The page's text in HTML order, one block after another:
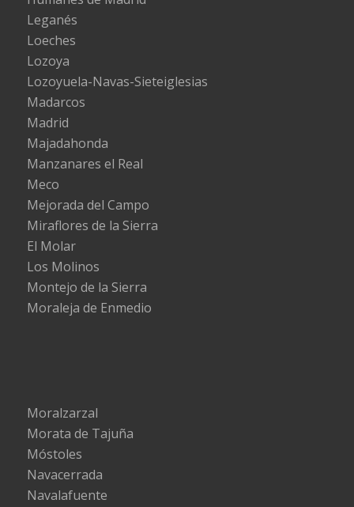
Leganés
Loeches
Lozoya
Lozoyuela-Navas-Sieteiglesias
Madarcos
Madrid
Majadahonda
Manzanares el Real
Meco
Mejorada del Campo
Miraflores de la Sierra
El Molar
Los Molinos
Montejo de la Sierra
Moraleja de Enmedio
Moralzarzal
Morata de Tajuña
Móstoles
Navacerrada
Navalafuente